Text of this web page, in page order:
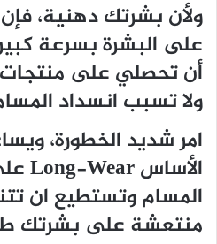
ولأن بشرتك دهنية،
على البشرة بسرعة
أن تحصلي على منتجات
ولا تسبب انسداد
امر شديد الخطورة،
الأساسLong-Wear
المسام وتستطيع ان
منتعشة على بشرتك